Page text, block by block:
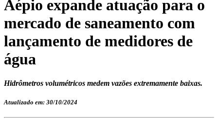
Aépio expande atuação para o
mercado de saneamento com
lançamento de medidores de
água
Hidrômetros volumétricos medem vazões extremamente baixas.
Atualizado em: 30/10/2024